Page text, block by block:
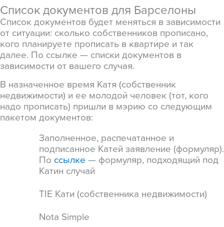
Список документов для Барселоны
Список документов будет меняться в зависимости
от ситуации: сколько собственников прописано,
кого планируете прописать в квартире и так
далее. По ссылке — списки документов в
зависимости от вашего случая.
В назначенное время Катя (собственник
недвижимости) и ее молодой человек (тот, кого
надо прописать) пришли в мэрию со следующим
пакетом документов:
Заполненное, распечатанное и
подписанное Катей заявление (формуляр).
По ссылке — формуляр, подходящий под
Катин случай
TIE Кати (собственника недвижимости)
Nota Simple